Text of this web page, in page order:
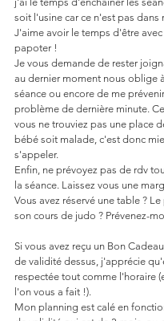
soit l'usine car ce n'est pas dans
J'aime avoir le temps d'être avec
papoter !
Je vous demande de rester
au dernier moment nous oblige
séance ou encore de me
problème de dernière minute.
vous ne trouviez pas une place
bébé soit malade, c'est donc
s'appeler.
Enfin, ne prévoyez pas de rdv
la séance. Laissez vous une
Vous avez réservé une table ?
son cours de judo ? Prévenez-
Si vous avez reçu un Bon
de validité dessus, j'apprécie
respectée tout comme l'horaire
l'on vous a fait !).
Mon planning est calé en